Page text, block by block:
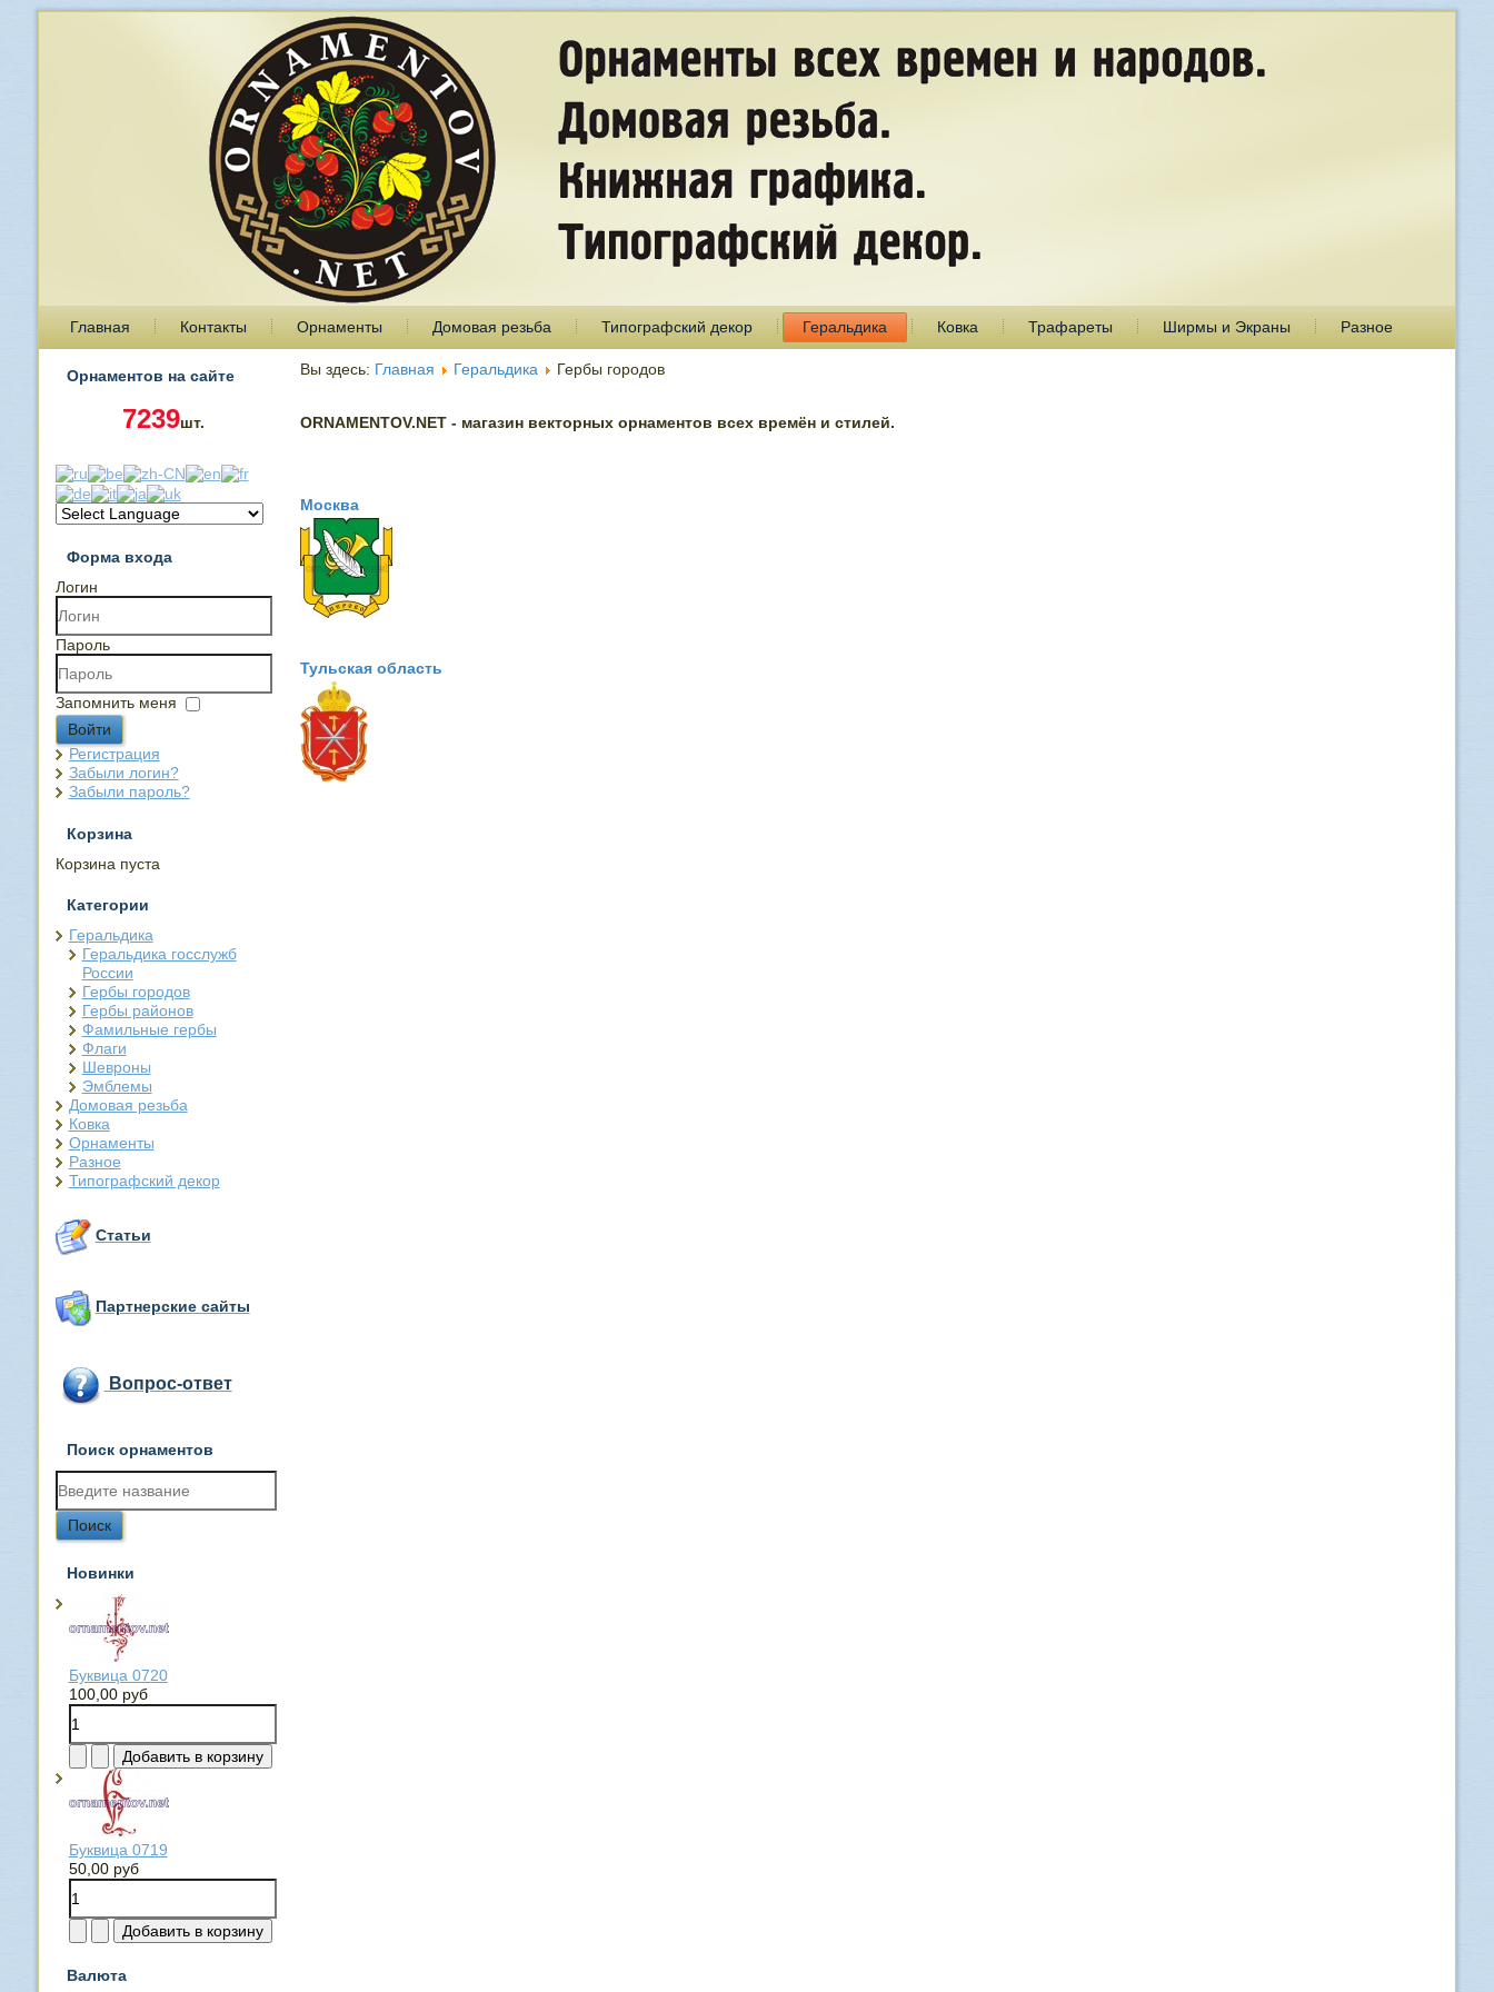
Главная Контакты Орнаменты Домовая резьба Типографский декор Геральдика Ковка Трафареты Ширмы и Экраны Разное
Орнаментов на сайте
7239шт.
Форма входа
Логин
Пароль
Запомнить меня
Войти
Регистрация
Забыли логин?
Забыли пароль?
Корзина
Корзина пуста
Категории
Геральдика
Геральдика госслужб
России
Гербы городов
Гербы районов
Фамильные гербы
Флаги
Шевроны
Эмблемы
Домовая резьба
Ковка
Орнаменты
Разное
Типографский декор
Статьи
Партнерские сайты
Вопрос-ответ
Поиск орнаментов
Новинки
Буквица 0720
100,00 руб
Буквица 0719
50,00 руб
Валюта
Вы здесь: Главная Геральдика Гербы городов
ORNAMENTOV.NET - магазин векторных орнаментов всех времён и стилей.
Москва
Тульская область